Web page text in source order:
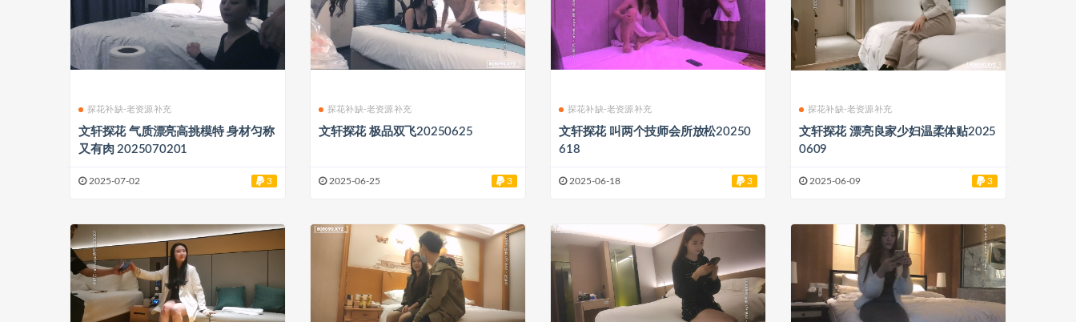
探花补缺-老资源补充
文轩探花 气质漂亮高挑模特 身材匀称
又有肉 2025070201
2025-07-02 3
探花补缺-老资源补充
文轩探花 极品双飞20250625
2025-06-25 3
探花补缺-老资源补充
文轩探花 叫两个技师会所放松20250
618
2025-06-18 3
探花补缺-老资源补充
文轩探花 漂亮良家少妇温柔体贴2025
0609
2025-06-09 3